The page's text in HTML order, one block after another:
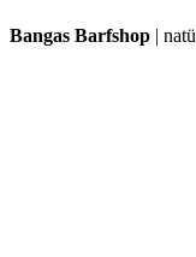
Bangas Barfshop |